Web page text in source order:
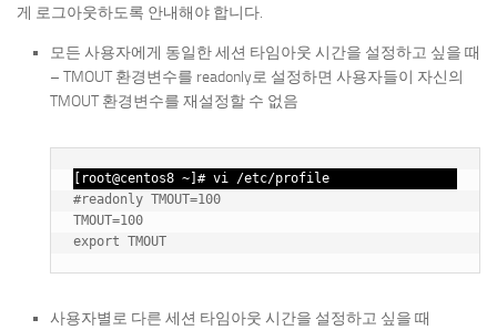
게 로그아웃하도록 안내해야 합니다.
모든 사용자에게 동일한 세션 타임아웃 시간을 설정하고 싶을 때
– TMOUT 환경변수를 readonly로 설정하면 사용자들이 자신의
TMOUT 환경변수를 재설정할 수 없음
[root@centos8 ~]# vi /etc/profile
#readonly TMOUT=100
TMOUT=100
사용자별로 다른 세션 타임아웃 시간을 설정하고 싶을 때